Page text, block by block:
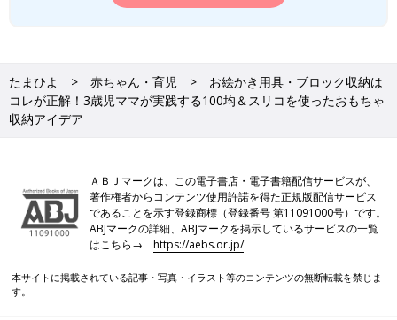
たまひよ 赤ちゃん・育児
お絵かき用具・ブロック収納は
コレが正解！3歳児ママが実践する100均＆スリコを使ったおもちゃ
収納アイデア
ＡＢＪマークは、この電子書店・電子書籍配信サービスが、
著作権者からコンテンツ使用許諾を得た正規版配信サービス
であることを示す登録商標（登録番号 第11091000号）です。
ABJマークの詳細、ABJマークを掲示しているサービスの一覧
はこちら→https://aebs.or.jp/
本サイトに掲載されている記事・写真・イラスト等のコンテンツの無断転載を禁じま
す。